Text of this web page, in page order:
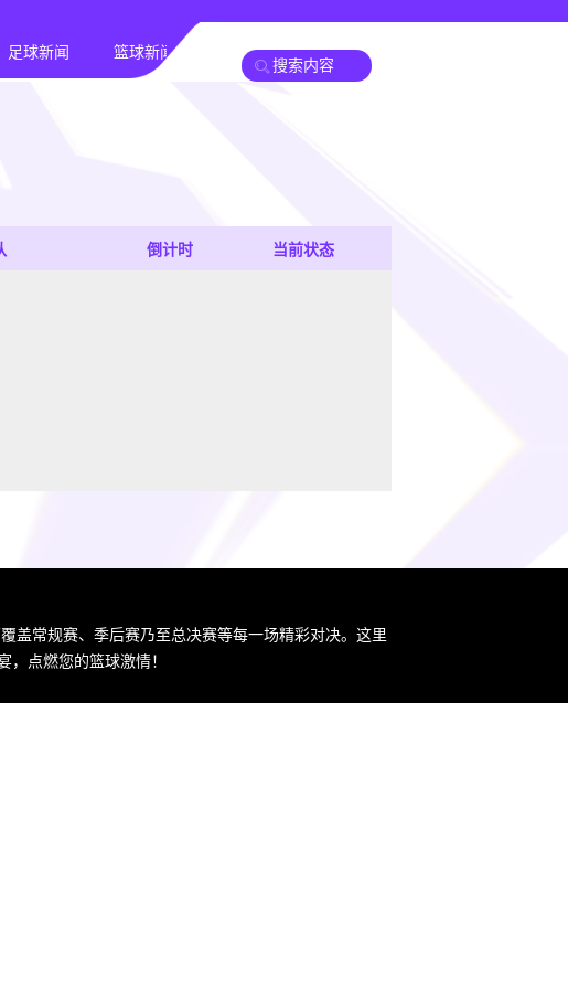
足球新闻 篮球新闻
倒计时 当前状态
盖常规赛、季后赛乃至总决赛等每一场精彩对决。这里
，点燃您的篮球激情！